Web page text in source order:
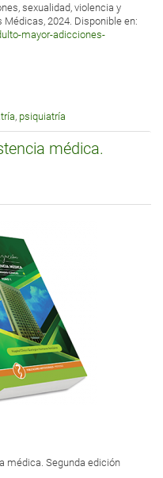
sexualidad, violencia y
2024. Disponible en:
mayor-adicciones-
, psiquiatría
médica.
médica. Segunda edición